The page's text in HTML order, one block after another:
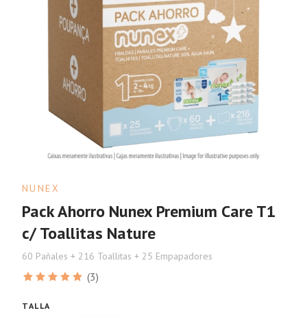
NUNEX
Pack Ahorro Nunex Premium Care T1
c/ Toallitas Nature
60 Pañales + 216 Toallitas + 25 Empapadores
(3)
TALLA